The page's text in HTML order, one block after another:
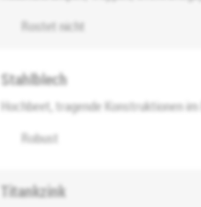
Rostet nicht
Stahlblech
Hochbeet, tragende Konstruktionen
Robust
Titankzink